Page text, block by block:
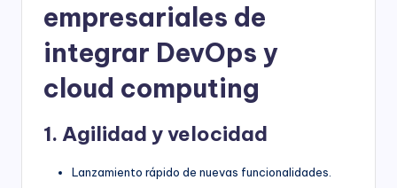
empresariales de
integrar DevOps y
cloud computing
1. Agilidad y velocidad
Lanzamiento rápido de nuevas funcionalidades.